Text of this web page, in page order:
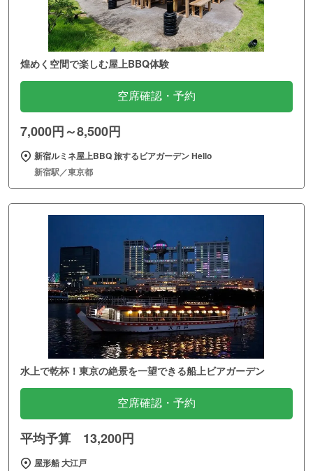
煌めく空間で楽しむ屋上BBQ体験
空席確認・予約
7,000円～8,500円
新宿ルミネ屋上BBQ 旅するビアガーデン Hello
新宿駅／東京都
水上で乾杯！東京の絶景を一望できる船上ビアガーデン
空席確認・予約
平均予算 13,200円
屋形船 大江戸